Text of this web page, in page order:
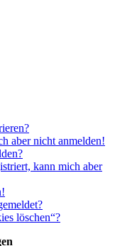
aber nicht anmelden!
kann mich aber
löschen“?